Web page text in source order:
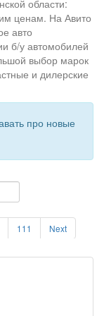
области:
ценам. На Авито
авто
б/у автомобилей
выбор марок
и дилерские
про новые
111 Next